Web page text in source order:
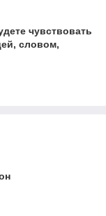
чувствовать
словом,